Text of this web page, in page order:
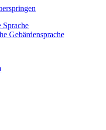
Sprache
Gebärdensprache